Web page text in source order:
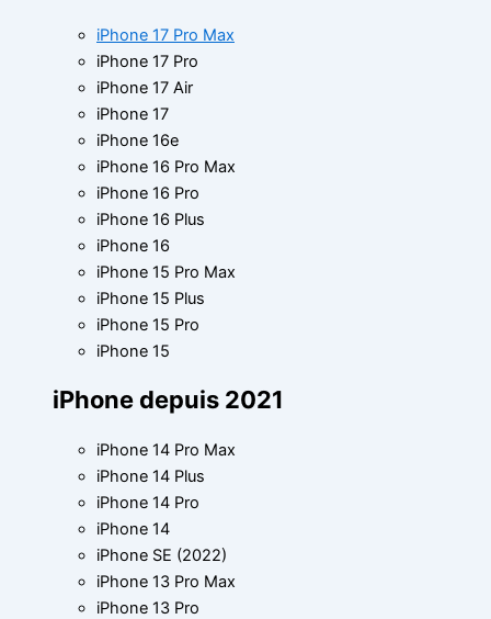
iPhone 17 Pro Max
iPhone 17 Pro
iPhone 17 Air
iPhone 17
iPhone 16e
iPhone 16 Pro Max
iPhone 16 Pro
iPhone 16 Plus
iPhone 16
iPhone 15 Pro Max
iPhone 15 Plus
iPhone 15 Pro
iPhone 15
iPhone depuis 2021
iPhone 14 Pro Max
iPhone 14 Plus
iPhone 14 Pro
iPhone 14
iPhone SE (2022)
iPhone 13 Pro Max
iPhone 13 Pro